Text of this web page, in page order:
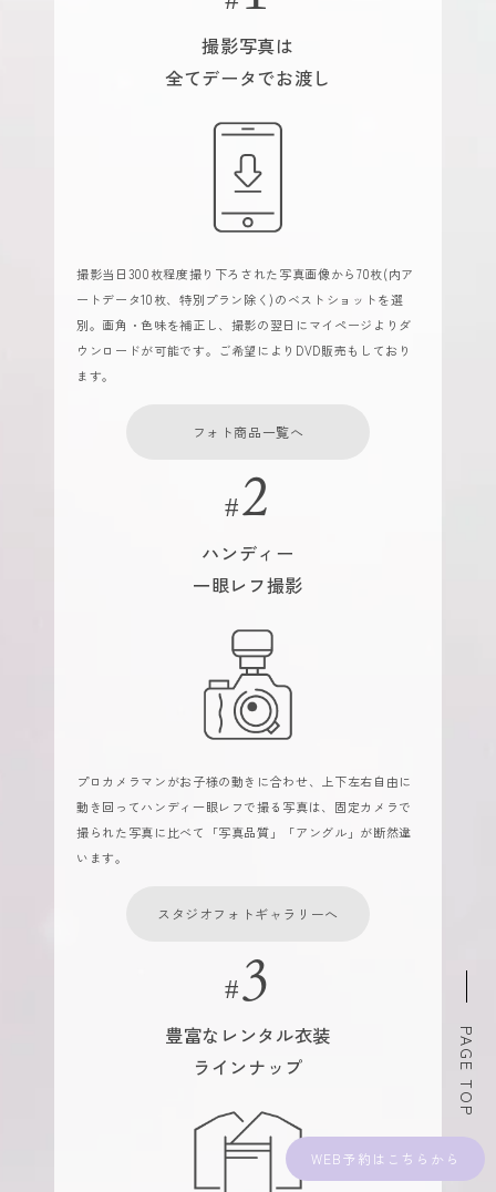
WEB予約
撮影写真は
全てデータでお渡し
撮影当日300枚程度撮り下ろされた写真画像から70枚(内ア
ートデータ10枚、特別プラン除く)のベストショットを選
別。画角・色味を補正し、撮影の翌日にマイページよりダ
ウンロードが可能です。ご希望によりDVD販売もしており
ます。
フォト商品一覧へ
ハンディー
一眼レフ撮影
プロカメラマンがお子様の動きに合わせ、上下左右自由に
動き回ってハンディ一眼レフで撮る写真は、固定カメラで
撮られた写真に比べて「写真品質」「アングル」が断然違
います。
スタジオフォトギャラリーへ
豊富なレンタル衣装
ラインナップ
PAGE TOP